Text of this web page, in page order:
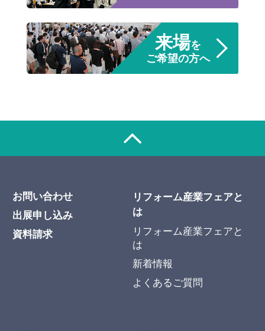
来場を
ご希望の方へ
お問い合わせ
出展申し込み
資料請求
リフォーム産業フェアと
は
リフォーム産業フェアと
は
新着情報
よくあるご質問